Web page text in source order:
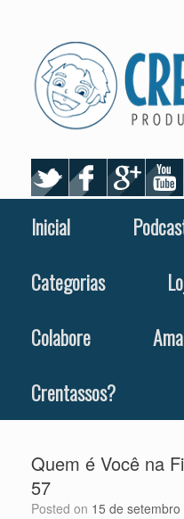
Inicial
Categorias
Colabore
Crentassos?
Quem é Você na
57
Posted on 15 de